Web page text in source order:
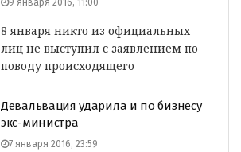
9 января 2016, 11:00
8 января никто из официальных
лиц не выступил с заявлением по
поводу происходящего
Девальвация ударила и по бизнесу
экс-министра
7 января 2016, 23:59